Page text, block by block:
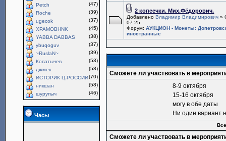
Petch
(47)
Roche
(39)
ugecok
(37)
XPAMOBHNK
(45)
YABBA DABBAS
(38)
ybuqoguv
(37)
~RuslaN~
(39)
Копатычев
(53)
джмек
(58)
ИСТОРИК Ц-РОССИИ(70)
никшан
(58)
шурупыч
(46)
Часы
2 копеечки. Мих.Фёдорович.
ДобавленоВладимир Владимирович »
07:25
Форум:АУКЦИОН - Монеты:
иностранные
Сможете ли участвовать в
8-9 октября
15-16 октября
могу в обе даты
Ни один вариант
Сможете ли участвовать в